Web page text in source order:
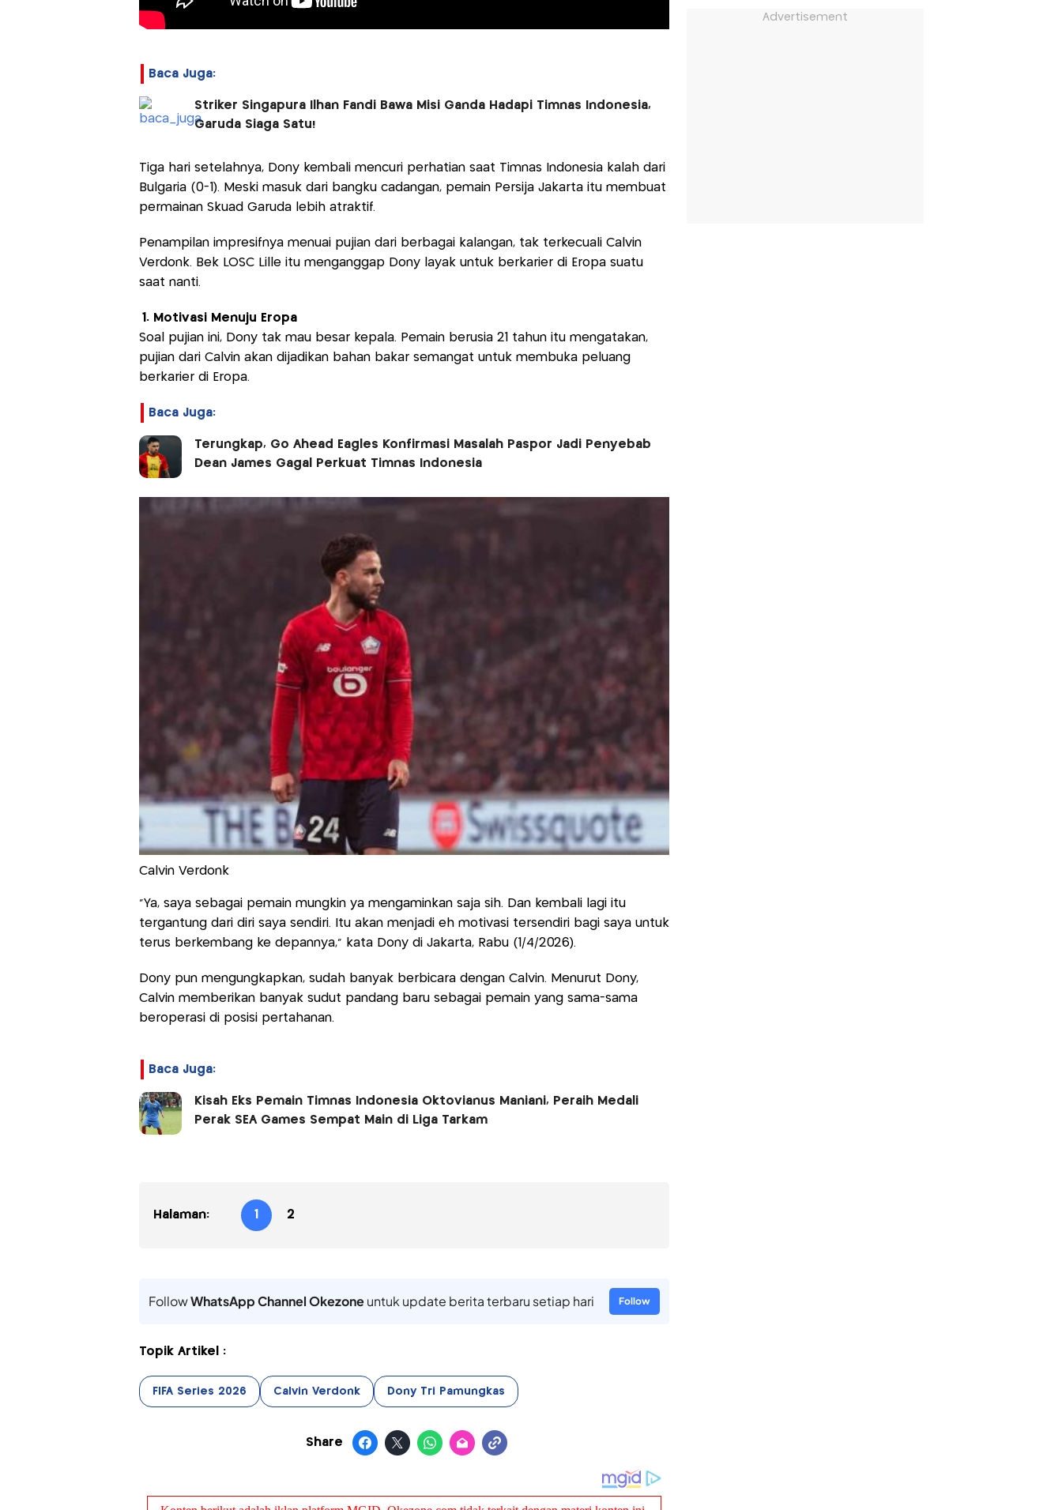
Baca Juga:
Striker Singapura Ilhan Fandi Bawa Misi Ganda Hadapi Timnas Indonesia,
Garuda Siaga Satu!
Tiga hari setelahnya, Dony kembali mencuri perhatian saat Timnas Indonesia kalah dari
Bulgaria (0-1). Meski masuk dari bangku cadangan, pemain Persija Jakarta itu membuat
permainan Skuad Garuda lebih atraktif.
Penampilan impresifnya menuai pujian dari berbagai kalangan, tak terkecuali Calvin
Verdonk. Bek LOSC Lille itu menganggap Dony layak untuk berkarier di Eropa suatu
saat nanti.
1. Motivasi Menuju Eropa
Soal pujian ini, Dony tak mau besar kepala. Pemain berusia 21 tahun itu mengatakan,
pujian dari Calvin akan dijadikan bahan bakar semangat untuk membuka peluang
berkarier di Eropa.
Baca Juga:
Terungkap, Go Ahead Eagles Konfirmasi Masalah Paspor Jadi Penyebab
Dean James Gagal Perkuat Timnas Indonesia
Calvin Verdonk
"Ya, saya sebagai pemain mungkin ya mengaminkan saja sih. Dan kembali lagi itu
tergantung dari diri saya sendiri. Itu akan menjadi eh motivasi tersendiri bagi saya untuk
terus berkembang ke depannya," kata Dony di Jakarta, Rabu (1/4/2026).
Dony pun mengungkapkan, sudah banyak berbicara dengan Calvin. Menurut Dony,
Calvin memberikan banyak sudut pandang baru sebagai pemain yang sama-sama
beroperasi di posisi pertahanan.
Baca Juga:
Kisah Eks Pemain Timnas Indonesia Oktovianus Maniani, Peraih Medali
Perak SEA Games Sempat Main di Liga Tarkam
Halaman: 1 2
FollowWhatsApp Channel Okezoneuntuk update berita terbaru setiap hari Follow
Topik Artikel :
FIFA Series 2026 Calvin Verdonk Dony Tri Pamungkas
Share
Advertisement